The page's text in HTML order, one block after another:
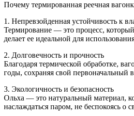
Почему термированная реечная
1. Непревзойденная устойчивость к
Термирование — это процесс,
делает ее идеальной для
2. Долговечность и прочность
Благодаря термической обработке,
годы, сохраняя свой первоначальный
3. Экологичность и безопасность
Ольха — это натуральный материал,
наслаждаться паром, не беспокоясь о